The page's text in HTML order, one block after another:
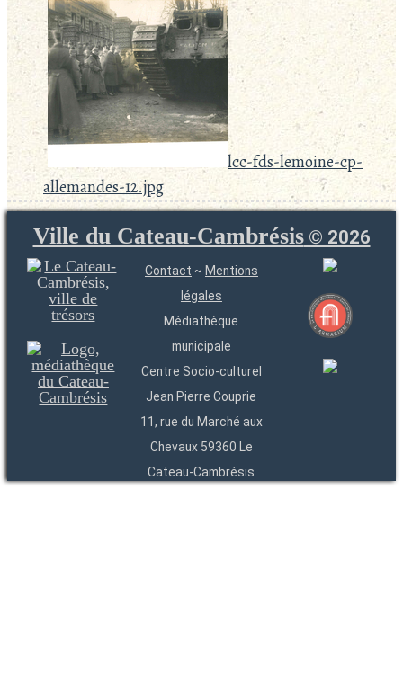
lcc-fds-lemoine-cp-
allemandes-12.jpg
Ville du Cateau-Cambrésis© 2026
Contact ~ Mentions
légales
Médiathèque
municipale
Centre Socio-culturel
Jean Pierre Couprie
11, rue du Marché aux
Chevaux 59360 Le
Cateau-Cambrésis